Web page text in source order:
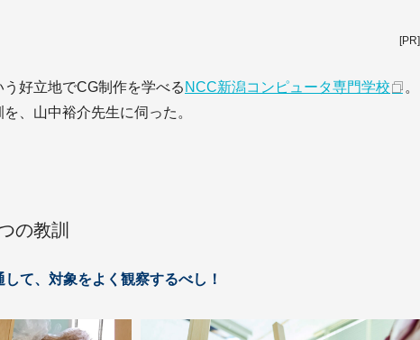
[PR]
好立地でCG制作を学べる NCC新潟コンピュータ専門学校
。
、山中裕介先生に伺った。
の教訓
て、対象をよく観察するべし！